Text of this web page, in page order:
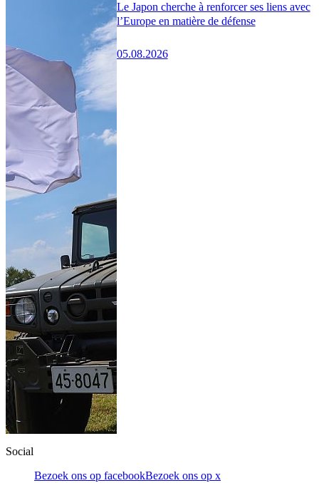
Le Japon cherche à renforcer ses liens avec
l’Europe en matière de défense
05.08.2026
Social
Bezoek ons op facebookBezoek ons op x